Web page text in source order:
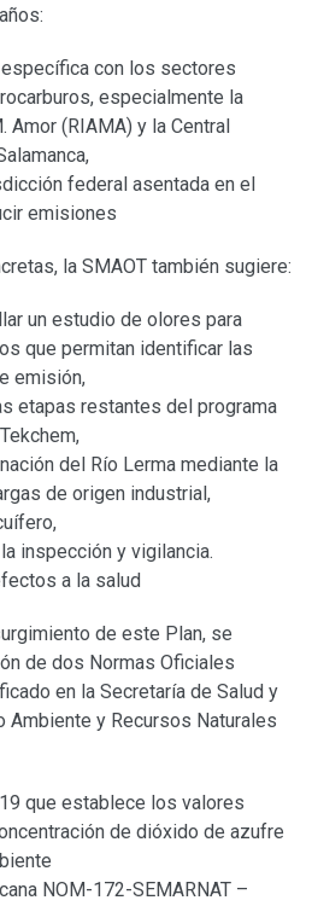
específica con los sectores
especialmente la
Amor (RIAMA) y la Central
federal asentada en el
emisiones
la SMAOT también sugiere:
un estudio de olores para
que permitan identificar las
emisión,
etapas restantes del programa
del Río Lerma mediante la
de origen industrial,
inspección y vigilancia.
a la salud
de este Plan, se
de dos Normas Oficiales
en la Secretaría de Salud y
Ambiente y Recursos Naturales
que establece los valores
de dióxido de azufre
NOM-172-SEMARNAT –